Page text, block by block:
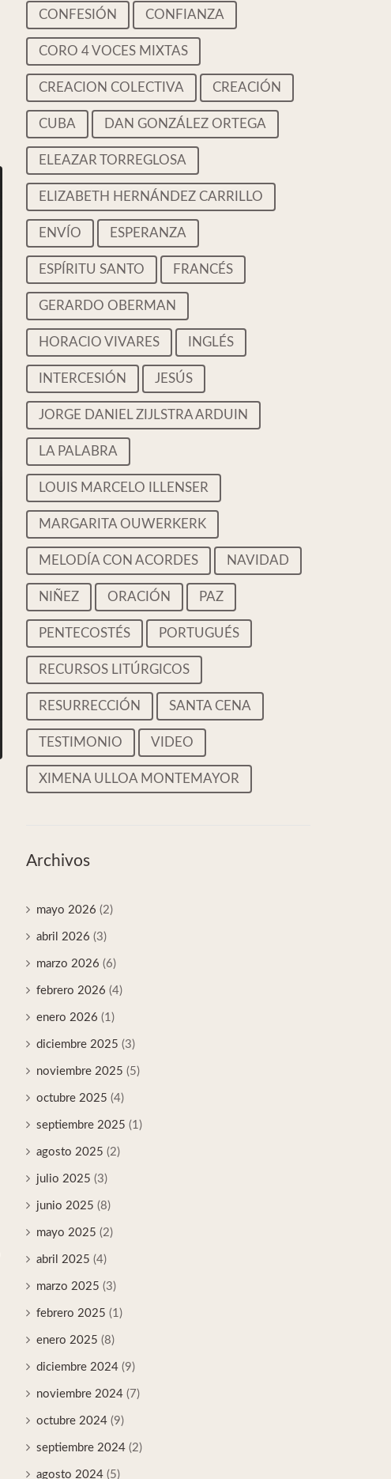
CONFESIÓN CONFIANZA
CORO 4 VOCES MIXTAS
CREACION COLECTIVA CREACIÓN
CUBA DAN GONZÁLEZ ORTEGA
ELEAZAR TORREGLOSA
ELIZABETH HERNÁNDEZ CARRILLO
ENVÍO ESPERANZA
ESPÍRITU SANTO FRANCÉS
GERARDO OBERMAN
HORACIO VIVARES INGLÉS
INTERCESIÓN JESÚS
JORGE DANIEL ZIJLSTRA ARDUIN
LA PALABRA
LOUIS MARCELO ILLENSER
MARGARITA OUWERKERK
MELODÍA CON ACORDES NAVIDAD
NIÑEZ ORACIÓN PAZ
PENTECOSTÉS PORTUGUÉS
RECURSOS LITÚRGICOS
RESURRECCIÓN SANTA CENA
TESTIMONIO VIDEO
XIMENA ULLOA MONTEMAYOR
Archivos
mayo 2026 (2)
abril 2026 (3)
marzo 2026 (6)
febrero 2026 (4)
enero 2026 (1)
diciembre 2025 (3)
noviembre 2025 (5)
octubre 2025 (4)
septiembre 2025 (1)
agosto 2025 (2)
julio 2025 (3)
junio 2025 (8)
mayo 2025 (2)
abril 2025 (4)
marzo 2025 (3)
febrero 2025 (1)
enero 2025 (8)
diciembre 2024 (9)
noviembre 2024 (7)
octubre 2024 (9)
septiembre 2024 (2)
agosto 2024 (5)